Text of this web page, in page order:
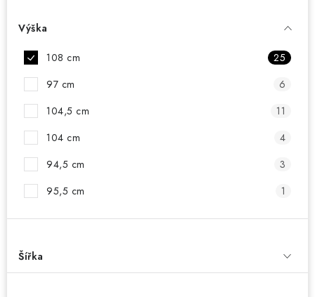
Výška
108 cm
25
97 cm
6
104,5 cm
11
104 cm
4
94,5 cm
3
95,5 cm
1
Šířka